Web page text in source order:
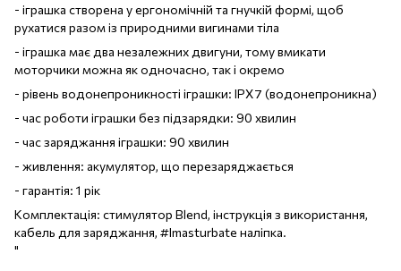
- іграшка створена у ергономічній та гнучкій формі, щоб
рухатися разом із природними вигинами тіла
- іграшка має два незалежних двигуни, тому вмикати
моторчики можна як одночасно, так і окремо
- рівень водонепроникності іграшки: IPX7 (водонепроникна)
- час роботи іграшки без підзарядки: 90 хвилин
- час заряджання іграшки: 90 хвилин
- живлення: акумулятор, що перезаряджається
- гарантія: 1 рік
Комплектація: стимулятор Blend, інструкція з використання,
кабель для заряджання, #Imasturbate наліпка.
"